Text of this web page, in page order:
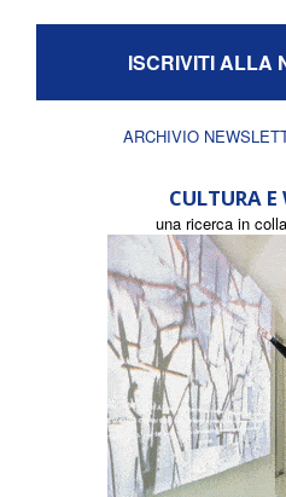
ISCRIVITI ALLA
ARCHIVIO
CULTURA E
una ricerca in